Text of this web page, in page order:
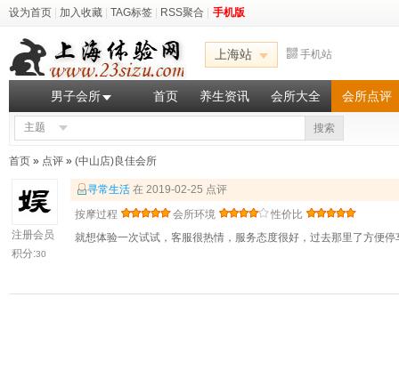
设为首页 加入收藏 TAG标签 RSS聚合 手机版
上海站 手机站
男子会所 首页 养生资讯 会所大全 会所点评
主题 搜索
首页 » 点评 » (中山店)良佳会所
注册会员
积分:30
寻常生活 在 2019-02-25 点评
按摩过程
会所环境
性价比
就想体验一次试试，客服很热情，服务态度很好，过去那里了方便